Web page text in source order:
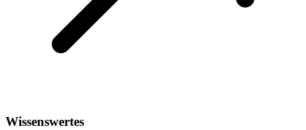
Wissenswertes